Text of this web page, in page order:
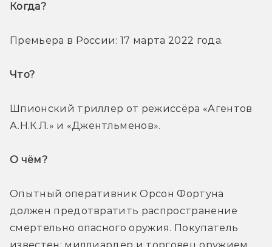
Когда?
Премьера в России: 17 марта 2022 года.
Что?
Шпионский триллер от режиссёра «Агентов
А.Н.К.Л.» и «Джентльменов».
О чём?
Опытный оперативник Орсон Фортуна
должен предотвратить распространение
смертельно опасного оружия. Покупатель